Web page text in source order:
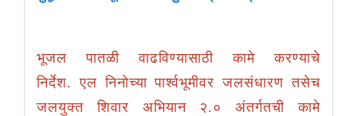
भूजल पातळी वाढविण्यासाठी कामे करण्याचे
निर्देश.एल निनोच्या पार्श्वभूमीवर जलसंधारण तसेच
जलयुक्त शिवार अभियान २.० अंतर्गतची कामे